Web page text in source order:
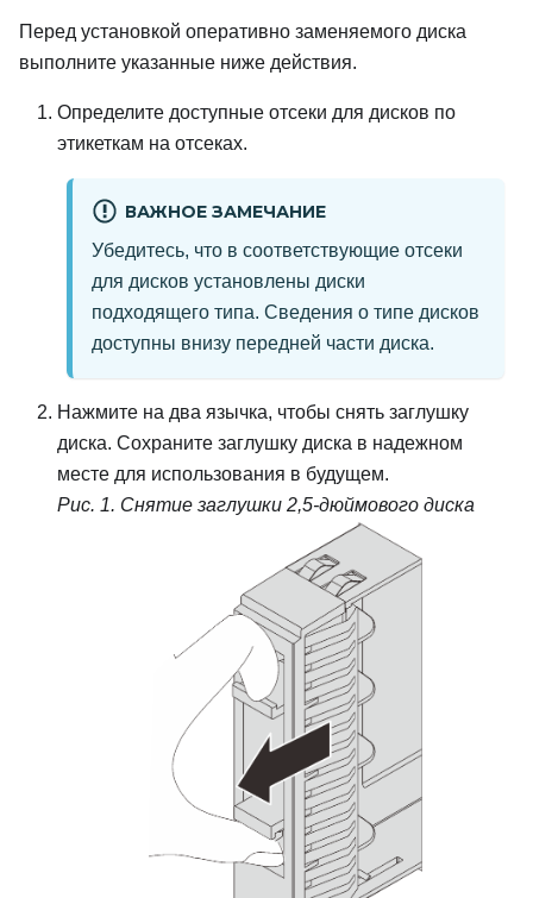
Перед установкой оперативно заменяемого диска
выполните указанные ниже действия.
Определите доступные отсеки для дисков по
этикеткам на отсеках.
ВАЖНОЕ ЗАМЕЧАНИЕ
Убедитесь, что в соответствующие отсеки
для дисков установлены диски
подходящего типа. Сведения о типе дисков
доступны внизу передней части диска.
Нажмите на два язычка, чтобы снять заглушку
диска. Сохраните заглушку диска в надежном
месте для использования в будущем.
Рис. 1. Снятие заглушки 2,5-дюймового диска